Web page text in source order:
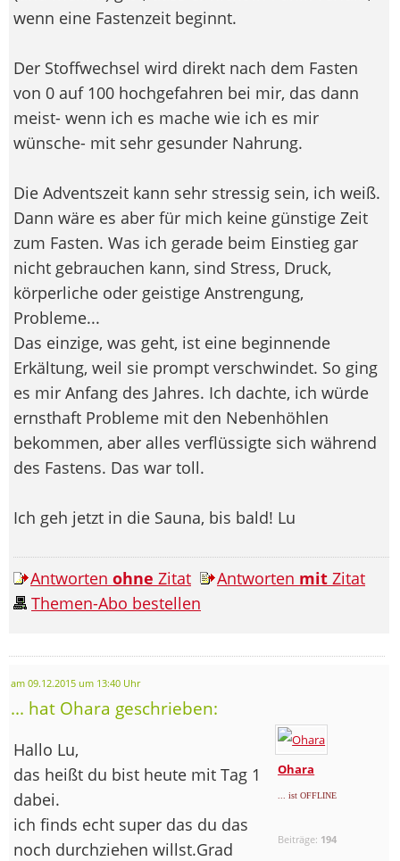
wenn eine Fastenzeit beginnt.
Der Stoffwechsel wird direkt nach dem Fasten
von 0 auf 100 hochgefahren bei mir, das dann
meist- wenn ich es mache wie ich es mir
wünsche- mit sehr gesunder Nahrung.
Die Adventszeit kann sehr stressig sein, ich weiß.
Dann wäre es aber für mich keine günstige Zeit
zum Fasten. Was ich gerade beim Einstieg gar
nicht gebrauchen kann, sind Stress, Druck,
körperliche oder geistige Anstrengung,
Probleme...
Das einzige, was geht, ist eine beginnende
Erkältung, weil sie prompt verschwindet. So ging
es mir Anfang des Jahres. Ich dachte, ich würde
ernsthaft Probleme mit den Nebenhöhlen
bekommen, aber alles verflüssigte sich während
des Fastens. Das war toll.
Ich geh jetzt in die Sauna, bis bald! Lu
Antworten ohne Zitat Antworten mit Zitat
Themen-Abo bestellen
am 09.12.2015 um 13:40 Uhr
... hat Ohara geschrieben:
Ohara
... ist OFFLINE
Beiträge: 194
Hallo Lu,
das heißt du bist heute mit Tag 1
dabei.
ich finds echt super das du das
noch durchziehen willst.Grad